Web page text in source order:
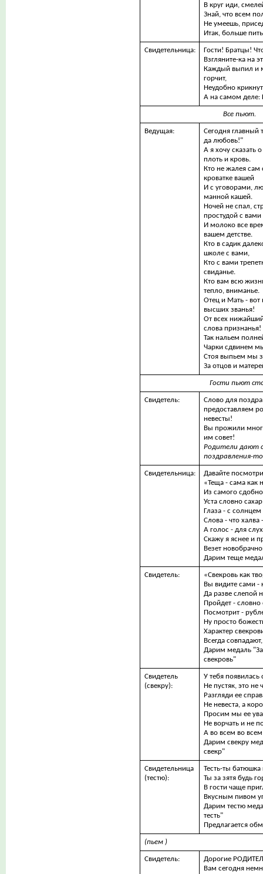
В круг иди,
Знай, что всем
Не умеешь,
Итак, больше
Свидетельница:
Гости! Братцы!
Взгляните-ка на
Каждый выпил и
горчит,
Неудобно
А на самом
Все пьют.
Ведущая:
Сегодня главный
да любовь!"
А я хочу сказать
плоть и кровь.
Кто не жалея сам
кроватке вашей
И с уговорами,
манной кашей.
Ночей не спал,
простудой с вами
И молоко все
вашем детстве.
Кто в садик
школе с вами,
Кто с вами
свиданье.
Кто вам всю
тепло, вниманье.
Отец и Мать -
высших званья!
От всех
слова признанья!
Так нальем
Чарки сдвинем
Стоя выпьем мы
За отцов и
Гости пьют
Свидетель:
Слово для
предоставляем
невесты!
Вы прожили
им совет!
Родители дают
поздравления-
Свидетельница:
Давайте
«Теща - сама как
Из самого
Уста словно
Глаза - с
Слова - что халва
А голос - для
Скажу я яснее и
Везет
Дарим теще
Свидетель:
«Свекровь как
Вы видите сами -
Да разве слепой
Пройдет - словно
Посмотрит -
Ну просто
Характер
Всегда
Дарим медаль
свекровь"
Свидетель
(свекру):
У тебя появилась
Не пустяк, это не
Разгляди ее
Не невеста, а
Просим мы ее
Не ворчать и не
А во всем во
Дарим свекру
свекр"
Свидетельница
(тестю):
Тесть-ты батюшка
Ты за зятя будь
В гости чаще
Вкусным пивом
Дарим тестю
тесть"
Предлагается
(пьем )
Свидетель:
Дорогие
Вам сегодня